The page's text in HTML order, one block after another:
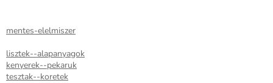
mentes-elelmiszer
lisztek--alapanyagok
kenyerek--pekaruk
tesztak--koretek